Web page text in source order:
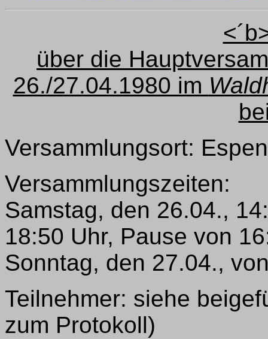
über die
26./27.04.1980 im
Versammlungsort:
Versammlungszeiten:
Samstag, den 26.04.,
18:50 Uhr, Pause von
Sonntag, den 27.04.,
Teilnehmer: siehe
zum Protokoll)